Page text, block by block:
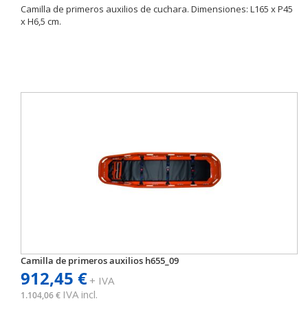
Camilla de primeros auxilios de cuchara. Dimensiones: L165 x P45
x H6,5 cm.
Camilla de primeros auxilios h655_09
912,45 €+ IVA
1.104,06 € IVA incl.